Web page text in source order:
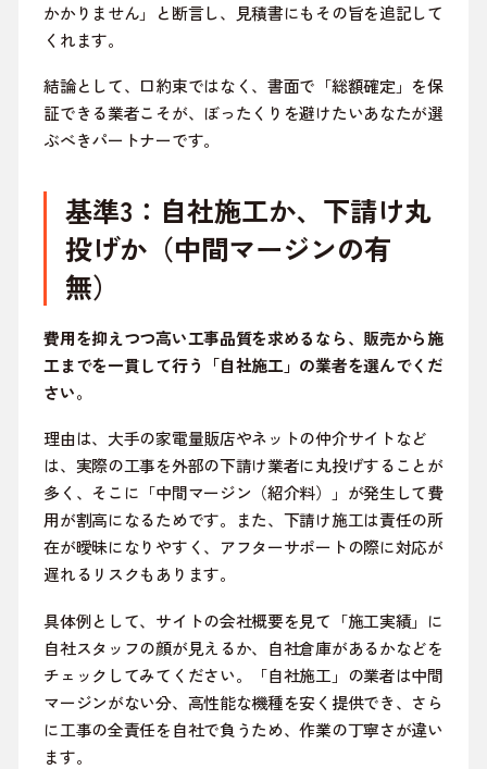
かかりません」と断言し、見積書にもその旨を追記して
くれます。
結論として、口約束ではなく、書面で「総額確定」を保
証できる業者こそが、ぼったくりを避けたいあなたが選
ぶべきパートナーです。
基準3：自社施工か、下請け丸
投げか（中間マージンの有
無）
費用を抑えつつ高い工事品質を求めるなら、販売から施
工までを一貫して行う「自社施工」の業者を選んでくだ
さい。
理由は、大手の家電量販店やネットの仲介サイトなど
は、実際の工事を外部の下請け業者に丸投げすることが
多く、そこに「中間マージン（紹介料）」が発生して費
用が割高になるためです。また、下請け施工は責任の所
在が曖昧になりやすく、アフターサポートの際に対応が
遅れるリスクもあります。
具体例として、サイトの会社概要を見て「施工実績」に
自社スタッフの顔が見えるか、自社倉庫があるかなどを
チェックしてみてください。「自社施工」の業者は中間
マージンがない分、高性能な機種を安く提供でき、さら
に工事の全責任を自社で負うため、作業の丁寧さが違い
ます。